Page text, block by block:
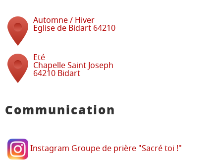
Automne / Hiver
Eglise de Bidart 64210
Eté
Chapelle Saint Joseph
64210 Bidart
Communication
Instagram Groupe de prière "Sacré toi !"